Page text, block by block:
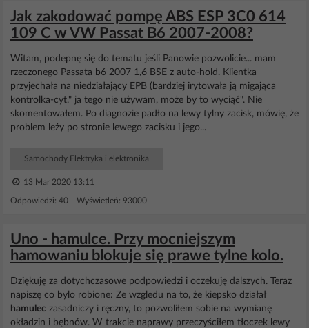
Jak zakodować pompę ABS ESP 3C0 614
109 C w VW Passat B6 2007-2008?
Witam, podepnę się do tematu jeśli Panowie pozwolicie... mam
rzeczonego Passata b6 2007 1,6 BSE z auto-hold. Klientka
przyjechała na niedziałający EPB (bardziej irytowała ją migająca
kontrolka-cyt." ja tego nie używam, może by to wyciąć". Nie
skomentowałem. Po diagnozie padło na lewy tylny zacisk, mówię, że
problem leży po stronie lewego zacisku i jego...
Samochody Elektryka i elektronika
13 Mar 2020 13:11
Odpowiedzi: 40 Wyświetleń: 93000
Uno - hamulce. Przy mocniejszym
hamowaniu blokuje się prawe tylne kolo.
Dziękuję za dotychczasowe podpowiedzi i oczekuję dalszych. Teraz
napiszę co bylo robione: Ze wzgledu na to, że kiepsko działał
hamulec zasadniczy i ręczny, to pozwoliłem sobie na wymianę
okładzin i bębnów. W trakcie naprawy przeczyściłem tłoczek lewy